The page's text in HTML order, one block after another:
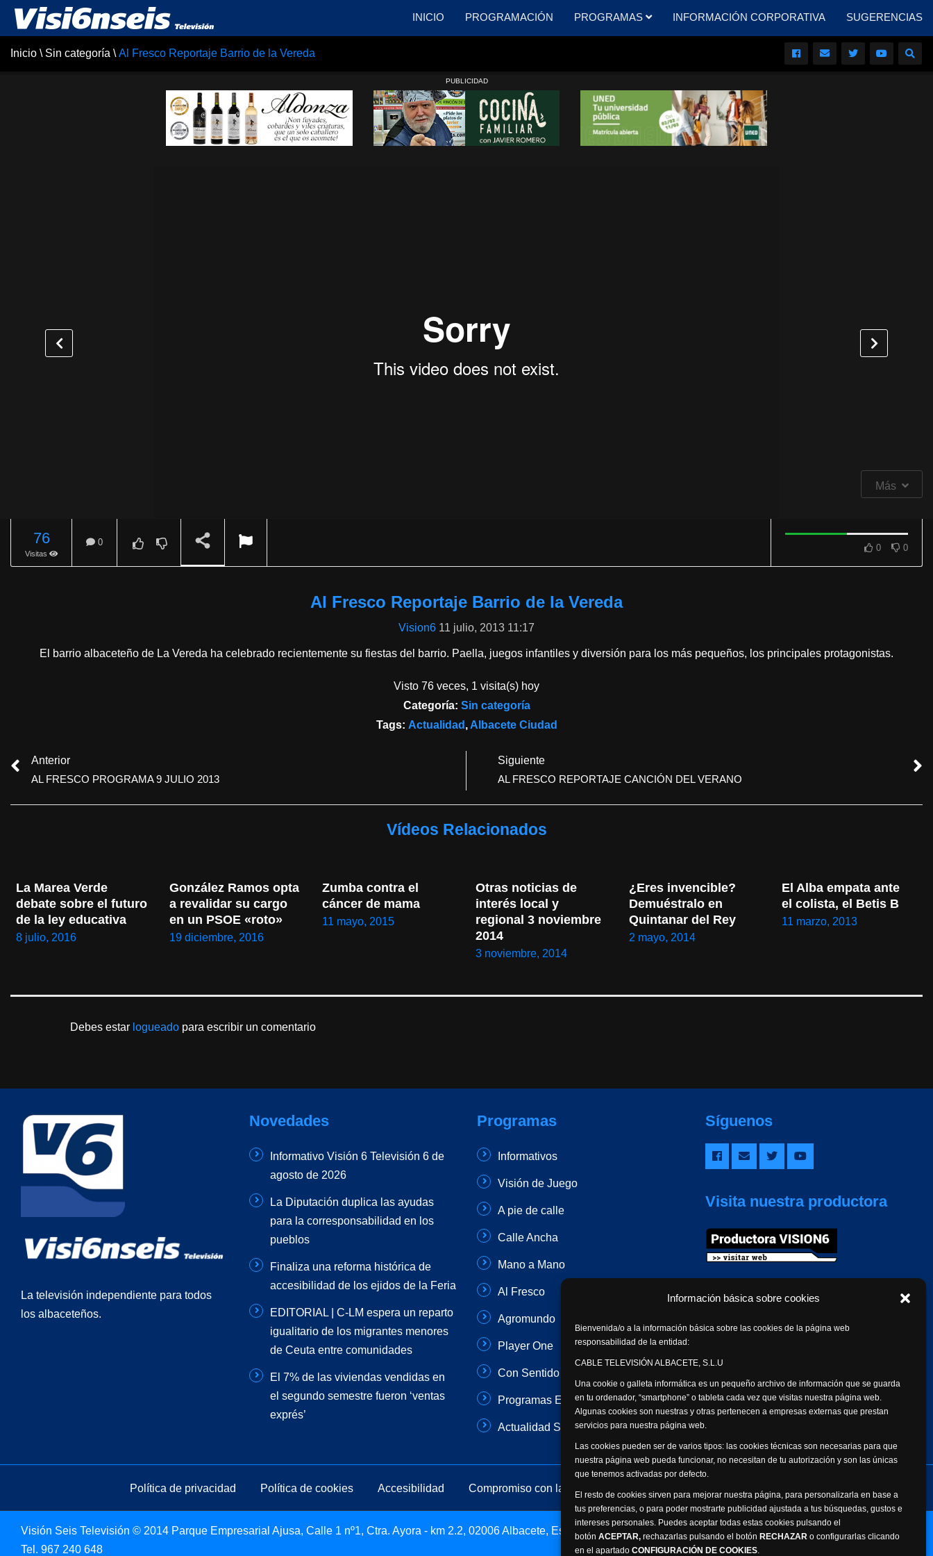
Información básica sobre cookies
Bienvenida/o a la información básica sobre las cookies de la página web
responsabilidad de la entidad:
CABLE TELEVISIÓN ALBACETE, S.L.U
Una cookie o galleta informática es un pequeño archivo de información que se guarda
en tu ordenador, “smartphone” o tableta cada vez que visitas nuestra página web.
Algunas cookies son nuestras y otras pertenecen a empresas externas que prestan
servicios para nuestra página web.
Las cookies pueden ser de varios tipos: las cookies técnicas son necesarias para que
nuestra página web pueda funcionar, no necesitan de tu autorización y son las únicas
que tenemos activadas por defecto.
El resto de cookies sirven para mejorar nuestra página, para personalizarla en base a
tus preferencias, o para poder mostrarte publicidad ajustada a tus búsquedas, gustos e
intereses personales. Puedes aceptar todas estas cookies pulsando el
botón ACEPTAR, rechazarlas pulsando el botón RECHAZAR o configurarlas clicando
en el apartado CONFIGURACIÓN DE COOKIES.
INICIO PROGRAMACIÓN PROGRAMAS INFORMACIÓN CORPORATIVA SUGERENCIAS
Inicio \ Sin categoría \ Al Fresco Reportaje Barrio de la Vereda
PUBLICIDAD
Más
76
Visitas
0
0 0
Al Fresco Reportaje Barrio de la Vereda
Vision6 11 julio, 2013 11:17
El barrio albaceteño de La Vereda ha celebrado recientemente su fiestas del barrio. Paella, juegos infantiles y diversión para los más pequeños, los principales protagonistas.
Visto 76 veces, 1 visita(s) hoy
Categoría: Sin categoría
Tags: Actualidad , Albacete Ciudad
Anterior
AL FRESCO PROGRAMA 9 JULIO 2013
Siguiente
AL FRESCO REPORTAJE CANCIÓN DEL VERANO
Vídeos Relacionados
La Marea Verde
debate sobre el futuro
de la ley educativa
8 julio, 2016
González Ramos opta
a revalidar su cargo
en un PSOE «roto»
19 diciembre, 2016
Zumba contra el
cáncer de mama
11 mayo, 2015
Otras noticias de
interés local y
regional 3 noviembre
2014
3 noviembre, 2014
¿Eres invencible?
Demuéstralo en
Quintanar del Rey
2 mayo, 2014
El Alba empata ante
el colista, el Betis B
11 marzo, 2013
Debes estar logueado para escribir un comentario
La televisión independiente para todos
los albaceteños.
Novedades
Informativo Visión 6 Televisión 6 de
agosto de 2026
La Diputación duplica las ayudas
para la corresponsabilidad en los
pueblos
Finaliza una reforma histórica de
accesibilidad de los ejidos de la Feria
EDITORIAL | C-LM espera un reparto
igualitario de los migrantes menores
de Ceuta entre comunidades
El 7% de las viviendas vendidas en
el segundo semestre fueron ‘ventas
exprés’
Programas
Informativos
Visión de Juego
A pie de calle
Calle Ancha
Mano a Mano
Al Fresco
Agromundo
Player One
Con Sentido Común
Programas Especiales
Actualidad Semanal
Síguenos
Visita nuestra productora
Política de privacidad Política de cookies Accesibilidad Compromiso con la protección de datos personales Canal Ético
Visión Seis Televisión © 2014 Parque Empresarial Ajusa, Calle 1 nº1, Ctra. Ayora - km 2.2, 02006 Albacete, España -
Tel. 967 240 648
Webmaster: Atalantic